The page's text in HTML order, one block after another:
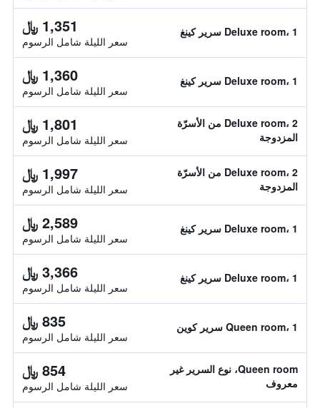
Deluxe room، 1 سرير كينغ 1,351 ﷼
سعر الليلة شامل الرسوم
Deluxe room، 1 سرير كينغ 1,360 ﷼
سعر الليلة شامل الرسوم
Deluxe room، 2 من الأسرّة
المزدوجة
1,801 ﷼
سعر الليلة شامل الرسوم
Deluxe room، 2 من الأسرّة
المزدوجة
1,997 ﷼
سعر الليلة شامل الرسوم
Deluxe room، 1 سرير كينغ 2,589 ﷼
سعر الليلة شامل الرسوم
Deluxe room، 1 سرير كينغ 3,366 ﷼
سعر الليلة شامل الرسوم
Queen room، 1 سرير كوين 835 ﷼
سعر الليلة شامل الرسوم
Queen room، نوع السرير غير
معروف
854 ﷼
سعر الليلة شامل الرسوم